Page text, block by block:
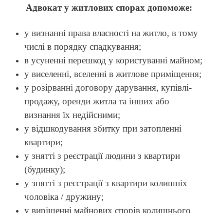
Адвокат у житлових спорах допоможе:
у визнанні права власності на житло, в тому
числі в порядку спадкування;
в усуненні перешкод у користуванні майном;
у виселенні, вселенні в житлове приміщення;
у розірванні договору дарування, купівлі-
продажу, оренди житла та інших або
визнання їх недійсними;
у відшкодування збитку при затопленні
квартири;
у знятті з реєстрації людини з квартири
(будинку);
у знятті з реєстрації з квартири колишніх
чоловіка / дружину;
у вирішенні майнових спорів колишнього